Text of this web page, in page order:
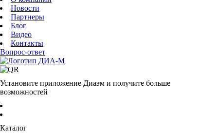
Новости
Партнеры
Блог
Видео
Контакты
Вопрос-ответ
Установите приложение Диаэм и получите больше
возможностей
Каталог